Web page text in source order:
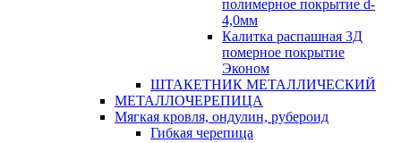
полимерное покрытие d-
4,0мм
Калитка распашная 3Д
померное покрытие
Эконом
ШТАКЕТНИК МЕТАЛЛИЧЕСКИЙ
МЕТАЛЛОЧЕРЕПИЦА
Мягкая кровля, ондулин, рубероид
Гибкая черепица